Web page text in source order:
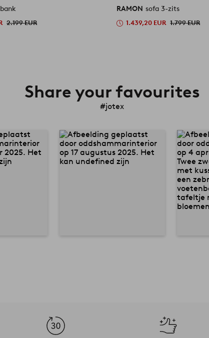
2.199 EUR
RAMON sofa 3-zits
1.439,20 EUR 1.799 EUR
Share your favourites
#jotex